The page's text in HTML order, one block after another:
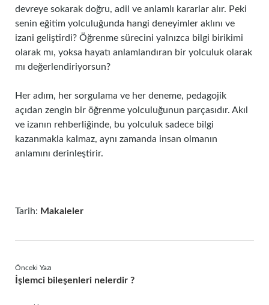
devreye sokarak doğru, adil ve anlamlı kararlar alır. Peki
senin eğitim yolculuğunda hangi deneyimler aklını ve
izani geliştirdi? Öğrenme sürecini yalnızca bilgi birikimi
olarak mı, yoksa hayatı anlamlandıran bir yolculuk olarak
mı değerlendiriyorsun?
Her adım, her sorgulama ve her deneme, pedagojik
açıdan zengin bir öğrenme yolculuğunun parçasıdır. Akıl
ve izanın rehberliğinde, bu yolculuk sadece bilgi
kazanmakla kalmaz, aynı zamanda insan olmanın
anlamını derinleştirir.
Tarih: Makaleler
Önceki Yazı
İşlemci bileşenleri nelerdir ?